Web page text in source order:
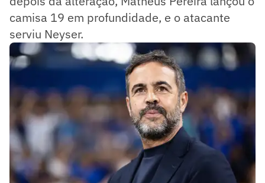
camisa 19 em profundidade, e o atacante
serviu Neyser.